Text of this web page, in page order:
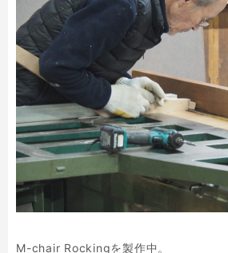
M-chair Rockingを製作中。